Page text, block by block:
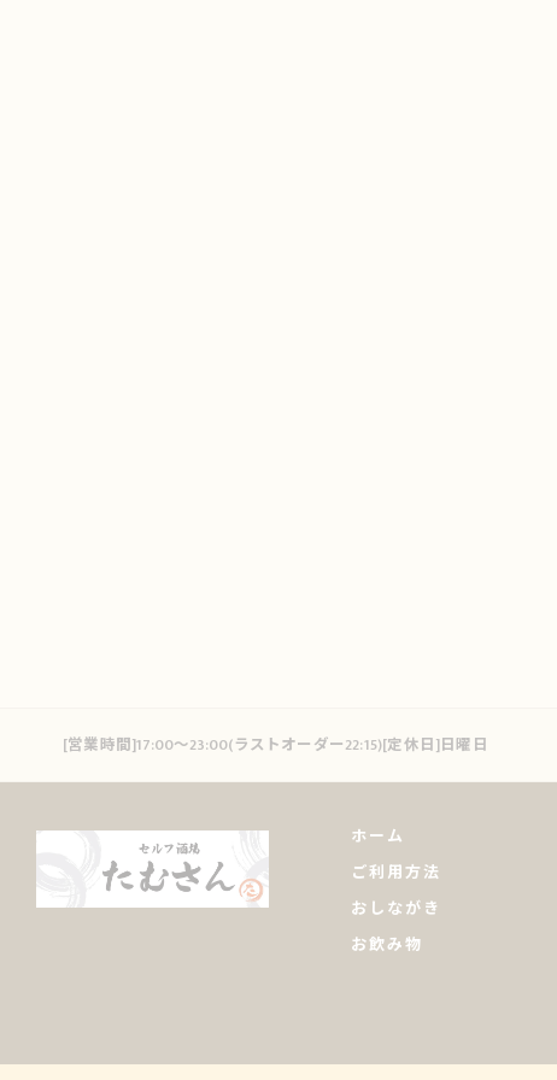
[営業時間]17:00～23:00(ラストオーダー22:15)[定休日]日曜日
ホーム
ご利用方法
おしながき
お飲み物